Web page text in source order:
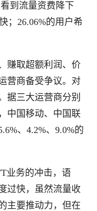
到流量资费降下
；26.06%的用户希
取超额利润、价
营商备受争议。对
据三大运营商分别
中国移动、中国联
、4.2%、9.0%的
务的冲击，语
过快，虽然流量收
主要推动力，但在